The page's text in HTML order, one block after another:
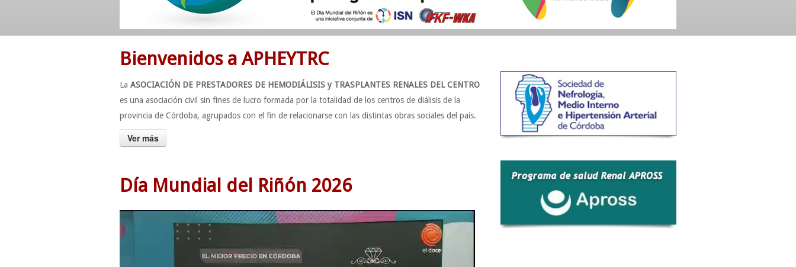
Bienvenidos a APHEYTRC
La ASOCIACIÓN DE PRESTADORES DE HEMODIÁLISIS y TRASPLANTES RENALES DEL CENTRO
es una asociación civil sin fines de lucro formada por la totalidad de los centros de diálisis de la
provincia de Córdoba, agrupados con el fin de relacionarse con las distintas obras sociales del país.
Ver más
Día Mundial del Riñón 2026